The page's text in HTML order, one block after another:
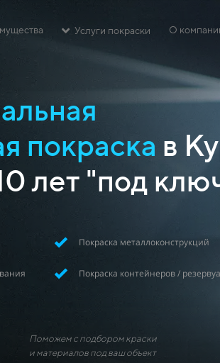
покраска в
лет "под
Покраска металлоконструкций
Покраска контейнеров /
Поможем с подбором краски
и материалов под ваш объект
Услуги покраски О